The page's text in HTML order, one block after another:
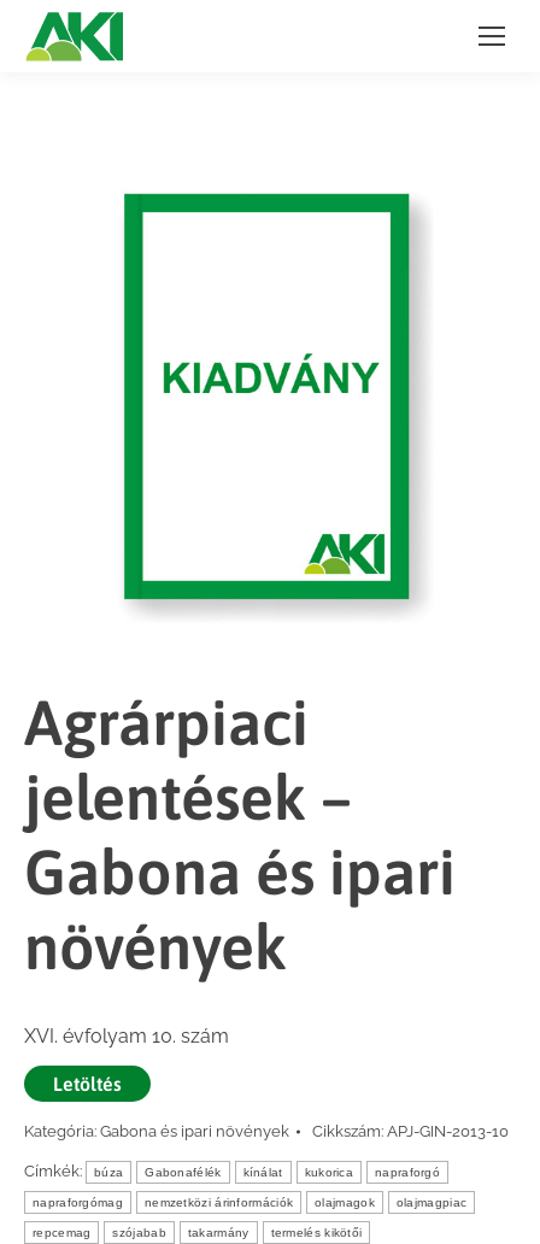
Agrárpiaci
jelentések –
Gabona és ipari
növények
XVI. évfolyam 10. szám
Letöltés
Kategória: Gabona és ipari növények Cikkszám: APJ-GIN-2013-10
Címkék: búza Gabonafélék kínálat kukorica napraforgó
napraforgómag nemzetközi árinformációk olajmagok olajmagpiac
repcemag szójabab takarmány termelés kikötői